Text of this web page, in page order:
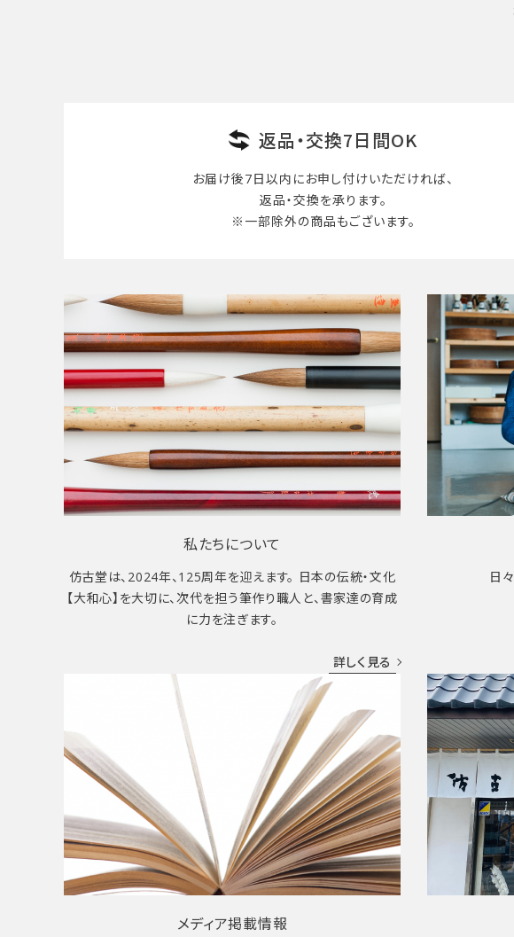
返品・交換7日間OK
お届け後7日以内にお申し付けいただければ、
返品・交換を承ります。
※一部除外の商品もございます。
私たちについて
仿古堂は、2024年、125周年を迎えます。 日本の伝統・文化
【大和心】を大切に、次代を担う筆作り職人と、書家達の育成
に力を注ぎます。
詳しく見る
日
メディア掲載情報